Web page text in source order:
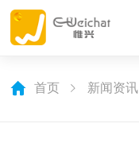
首页 新闻资讯